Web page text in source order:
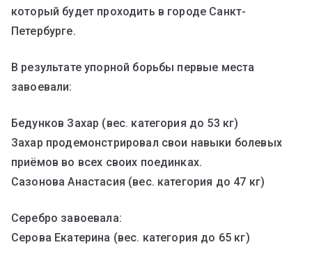
который будет проходить в городе Санкт-
Петербурге.
В результате упорной борьбы первые места
завоевали:
Бедунков Захар (вес. категория до 53 кг)
Захар продемонстрировал свои навыки болевых
приёмов во всех своих поединках.
Сазонова Анастасия (вес. категория до 47 кг)
Серебро завоевала:
Серова Екатерина (вес. категория до 65 кг)